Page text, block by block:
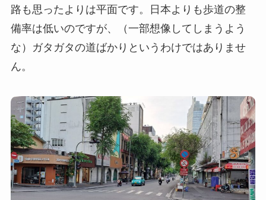
路も思ったよりは平面です。日本よりも歩道の整
備率は低いのですが、（一部想像してしまうよう
な）ガタガタの道ばかりというわけではありませ
ん。